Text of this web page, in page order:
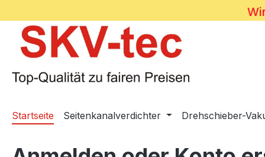
Startseite Seitenkanalverdichter Drehschieber-